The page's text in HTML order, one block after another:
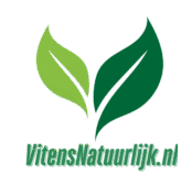
inhoud